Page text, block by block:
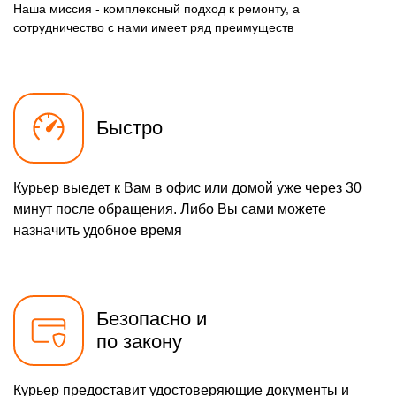
Замена нагревателя
оттайки
Наша миссия - комплексный подход к ремонту, а
сотрудничество с нами имеет ряд преимуществ
Быстро
Курьер выедет к Вам в офис или домой уже через 30
минут после обращения. Либо Вы сами можете
назначить удобное время
Безопасно и
по закону
Курьер предоставит удостоверяющие документы и